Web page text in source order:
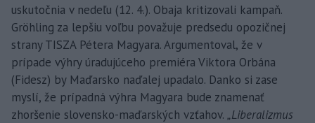
uskutočnia v nedeľu (12. 4.). Obaja kritizovali kampaň.
Gröhling za lepšiu voľbu považuje predsedu opozičnej
strany TISZA Pétera Magyara. Argumentoval, že v
prípade výhry úradujúceho premiéra Viktora Orbána
(Fidesz) by Maďarsko naďalej upadalo. Danko si zase
myslí, že prípadná výhra Magyara bude znamenať
zhoršenie slovensko-maďarských vzťahov. „Liberalizmus